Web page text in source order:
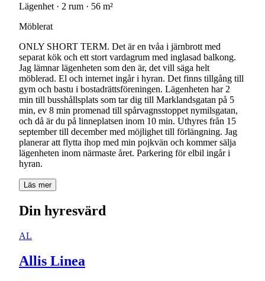
Lägenhet · 2 rum · 56 m²
Möblerat
ONLY SHORT TERM. Det är en tvåa i järnbrott med
separat kök och ett stort vardagrum med inglasad balkong.
Jag lämnar lägenheten som den är, det vill säga helt
möblerad. El och internet ingår i hyran. Det finns tillgång till
gym och bastu i bostadrättsföreningen. Lägenheten har 2
min till busshållsplats som tar dig till Marklandsgatan på 5
min, ev 8 min promenad till spårvagnsstoppet nymilsgatan,
och då är du på linneplatsen inom 10 min. Uthyres från 15
september till december med möjlighet till förlängning. Jag
planerar att flytta ihop med min pojkvän och kommer sälja
lägenheten inom närmaste året. Parkering för elbil ingår i
hyran.
Läs mer
Din hyresvärd
AL
Allis Linea